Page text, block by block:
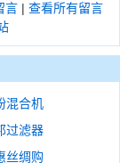
言 | 查看所有留言
混合机
过滤器
丝绸购